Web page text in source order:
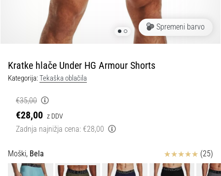
spremembo
Kaj
sta
kako
izvajamo?
»shuttle
run«
Spremeni barvo
Kratke hlače Under HG Armour Shorts
Kategorija:Tekaška oblačila
€35,00
€28,00 z DDV
Zadnja najnižja cena: €28,00
Moški, Bela Ocena izdelka(25)